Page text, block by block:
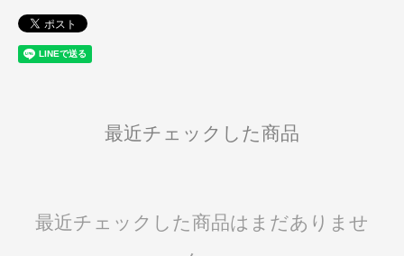
最近チェックした商品
最近チェックした商品はまだありませ